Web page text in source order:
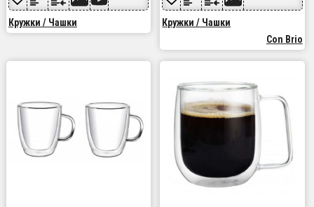
Кружки / Чашки
Кружки / Чашки
Con Brio